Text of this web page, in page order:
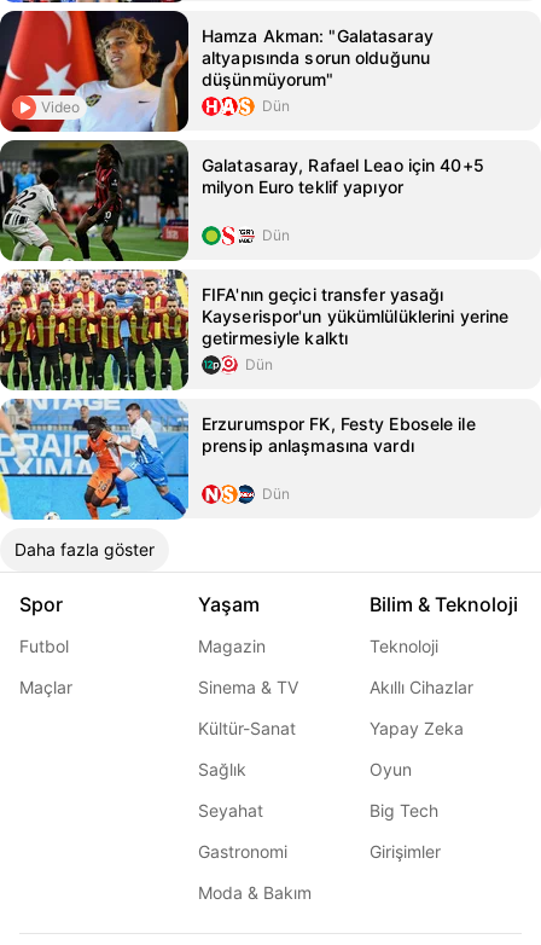
Video
Hamza Akman: "Galatasaray
altyapısında sorun olduğunu
düşünmüyorum"
Dün
Galatasaray, Rafael Leao için 40+5
milyon Euro teklif yapıyor
Dün
FIFA'nın geçici transfer yasağı
Kayserispor'un yükümlülüklerini yerine
getirmesiyle kalktı
Dün
Erzurumspor FK, Festy Ebosele ile
prensip anlaşmasına vardı
Dün
Daha fazla göster
Spor
Futbol
Maçlar
Yaşam
Magazin
Sinema & TV
Kültür-Sanat
Sağlık
Seyahat
Gastronomi
Moda & Bakım
Bilim & Teknoloji
Teknoloji
Akıllı Cihazlar
Yapay Zeka
Oyun
Big Tech
Girişimler